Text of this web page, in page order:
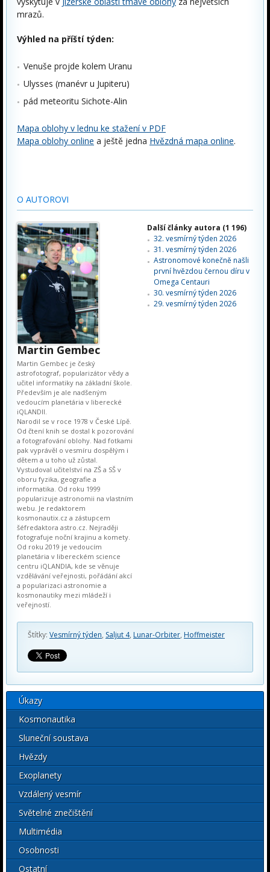
mrazů.
Výhled na příští týden:
Venuše projde kolem Uranu
Ulysses (manévr u Jupiteru)
pád meteoritu Sichote-Alin
Mapa oblohy v lednu ke stažení v PDF
Mapa oblohy online a ještě jedna Hvězdná mapa online.
O AUTOROVI
Martin Gembec
Martin Gembec je český
astrofotograf, popularizátor vědy a
učitel informatiky na základní škole.
Především je ale nadšeným
vedoucím planetária v liberecké
iQLANDII.
Narodil se v roce 1978 v České Lípě.
Od čtení knih se dostal k pozorování
a fotografování oblohy. Nad fotkami
pak vyprávěl o vesmíru dospělým i
dětem a u toho už zůstal.
Vystudoval učitelství na ZŠ a SŠ v
oboru fyzika, geografie a
informatika. Od roku 1999
popularizuje astronomii na vlastním
webu. Je redaktorem
kosmonautix.cz a zástupcem
šéfredaktora astro.cz. Nejraději
fotografuje noční krajinu a komety.
Od roku 2019 je vedoucím
planetária v libereckém science
centru iQLANDIA, kde se věnuje
vzdělávání veřejnosti, pořádání akcí
a popularizaci astronomie a
kosmonautiky mezi mládeží i
veřejností.
Další články autora (1 196)
32. vesmírný týden 2026
31. vesmírný týden 2026
Astronomové konečně našli
první hvězdou černou díru v
Omega Centauri
30. vesmírný týden 2026
29. vesmírný týden 2026
Štítky: Vesmírný týden, Saljut 4, Lunar-Orbiter, Hoffmeister
Úkazy
Kosmonautika
Sluneční soustava
Hvězdy
Exoplanety
Vzdálený vesmír
Světelné znečištění
Multimédia
Osobnosti
Ostatní